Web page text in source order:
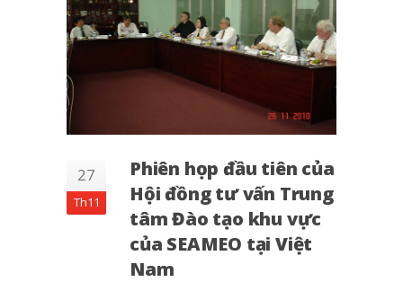
27
Th11
Phiên họp đầu tiên của
Hội đồng tư vấn Trung
tâm Đào tạo khu vực
của SEAMEO tại Việt
Nam